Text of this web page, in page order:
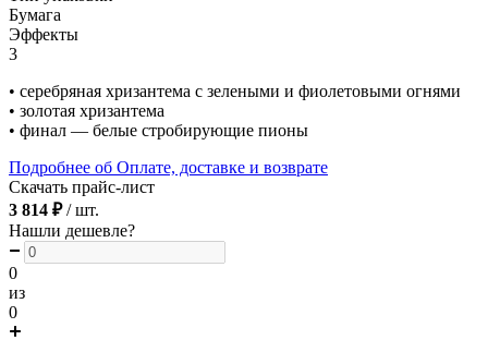
Бумага
Эффекты
3
• серебряная хризантема с зелеными и фиолетовыми огнями
• золотая хризантема
• финал — белые стробирующие пионы
Подробнее об Оплате, доставке и возврате
Скачать прайс-лист
3 814 ₽ / шт.
Нашли дешевле?
0
из
0